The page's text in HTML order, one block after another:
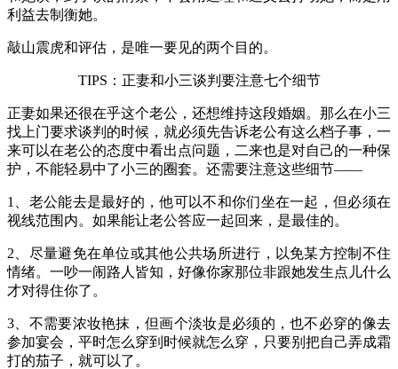
利益去制衡她。
敲山震虎和评估，是唯一要见的两个目的。
TIPS：正妻和小三谈判要注意七个细节
正妻如果还很在乎这个老公，还想维持这段婚姻。那么在小三
找上门要求谈判的时候，就必须先告诉老公有这么档子事，一
来可以在老公的态度中看出点问题，二来也是对自己的一种保
护，不能轻易中了小三的圈套。还需要注意这些细节——
1、老公能去是最好的，他可以不和你们坐在一起，但必须在
视线范围内。如果能让老公答应一起回来，是最佳的。
2、尽量避免在单位或其他公共场所进行，以免某方控制不住
情绪。一吵一闹路人皆知，好像你家那位非跟她发生点儿什么
才对得住你了。
3、不需要浓妆艳抹，但画个淡妆是必须的，也不必穿的像去
参加宴会，平时怎么穿到时候就怎么穿，只要别把自己弄成霜
打的茄子，就可以了。